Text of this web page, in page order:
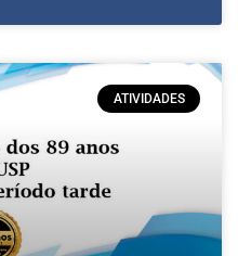
ATIVIDADES